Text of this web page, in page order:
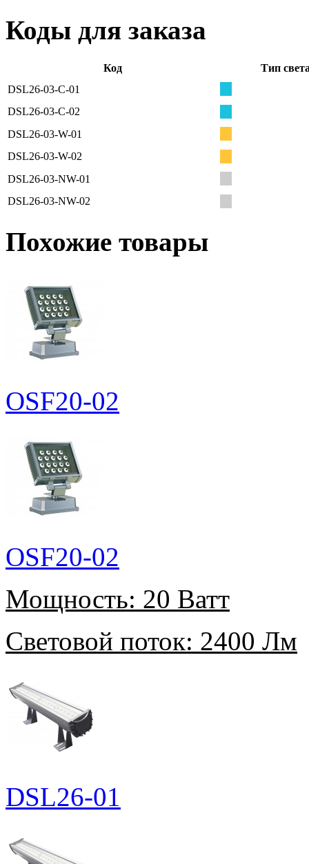
Коды для заказа
Код
Тип
DSL26-03-C-01
DSL26-03-C-02
DSL26-03-W-01
DSL26-03-W-02
DSL26-03-NW-01
DSL26-03-NW-02
Похожие товары
OSF20-02
OSF20-02
Мощность: 20 Ватт
Световой поток: 2400 Лм
DSL26-01